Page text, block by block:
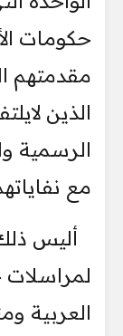
حكومات
مقدمتهم
الذين
الرسمية
مع
أليس
العربية